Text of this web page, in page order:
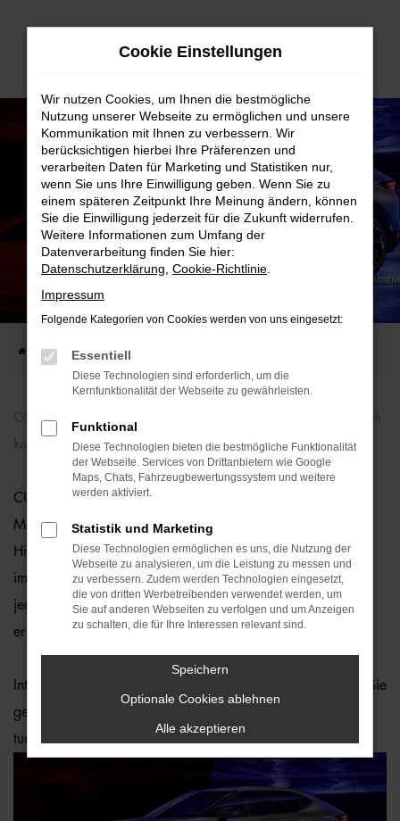
Zum
DER NEUE
CUPRA TAVASCAN!
CO₂-Emissionen kombiniert: 0 g/km |Stromverbrauch
WLTP: 16,6-15,6 kWh/100km⁽²⁾
Startseite AUTO-FAMILIE
-Emission kombiniert nach WLTP : 0 g/km | Kraftstoffverbrauch
kombiniert nach WLTP: 16,6-15,6 kWhl/100km ⁽²⁾
CUPRA bringt ein weiteres vollelektrisches Modell auf den
Markt – der erste Coupé-artige SUV ist die Synthese eines
High-Performance SUV und hat bis zu 340 PS! Dieser edle,
impulsive Stromer bringt Dich in Höchstgeschwindigkeit an
jedes Ziel. Mit seinem eleganten, markanten Exterieur zieht
er alle Blicke auf sich!
Interessiert? Unsere CUPRA-Experten in Vilsbiburg beraten Sie
gerne. 2024 soll das Modell an den Start gehen. Stay
tuned.
Cookie Einstellungen
Wir nutzen Cookies, um Ihnen die bestmögliche
Nutzung unserer Webseite zu ermöglichen und unsere
Kommunikation mit Ihnen zu verbessern. Wir
berücksichtigen hierbei Ihre Präferenzen und
verarbeiten Daten für Marketing und Statistiken nur,
wenn Sie uns Ihre Einwilligung geben. Wenn Sie zu
einem späteren Zeitpunkt Ihre Meinung ändern, können
Sie die Einwilligung jederzeit für die Zukunft widerrufen.
Weitere Informationen zum Umfang der
Datenverarbeitung finden Sie hier:
Datenschutzerklärung Cookie-Richtlinie
Impressum
Folgende Kategorien von Cookies werden von uns eingesetzt:
Essentiell
Diese Technologien sind erforderlich, um die
Kernfunktionalität der Webseite zu gewährleisten.
Funktional
Diese Technologien bieten die bestmögliche Funktionalität
der Webseite. Services von Drittanbietern wie Google
Maps, Chats, Fahrzeugbewertungssystem und weitere
werden aktiviert.
Statistik und Marketing
Diese Technologien ermöglichen es uns, die Nutzung der
Webseite zu analysieren, um die Leistung zu messen und
zu verbessern. Zudem werden Technologien eingesetzt,
die von dritten Werbetreibenden verwendet werden, um
Sie auf anderen Webseiten zu verfolgen und um Anzeigen
zu schalten, die für Ihre Interessen relevant sind.
Speichern
Optionale Cookies ablehnen
Alle akzeptieren